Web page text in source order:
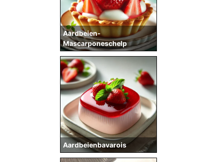
Aardbeien-
Mascarponeschelp
Aardbeienbavarois